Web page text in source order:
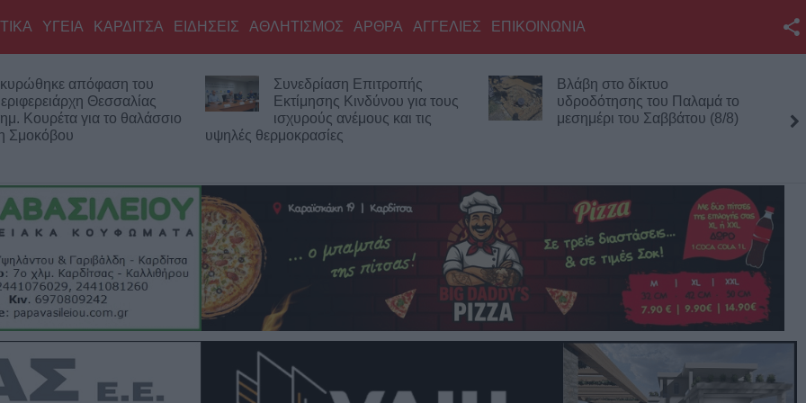
Twitter
YouTube
Επικοινωνία με το
KarditsaLive.Net
ΥΓΕΙΑ ΚΑΡΔΙΤΣΑ ΕΙΔΗΣΕΙΣ ΑΘΛΗΤΙΣΜΟΣ ΑΡΘΡΑ ΑΓΓΕΛΙΕΣ ΕΠΙΚΟΙΝΩΝΙΑ
Συνεδρίαση Επιτροπής
Εκτίμησης Κινδύνου για τους
ισχυρούς ανέμους και τις
υψηλές θερμοκρασίες
Βλάβη στο δίκτυο
υδροδότησης του Παλαμά το
μεσημέρι του Σαββάτου (8/8)
σε προχωρημένη
εντοπίστηκε κοντά στους